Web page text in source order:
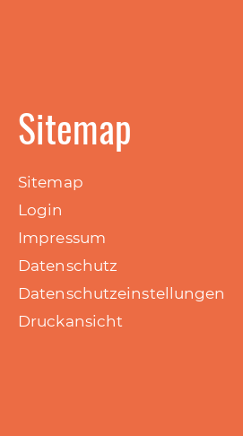
Sitemap
Sitemap
Login
Impressum
Datenschutz
Datenschutzeinstellungen
Druckansicht